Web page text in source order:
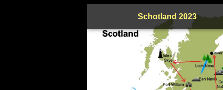
Schotland 2023